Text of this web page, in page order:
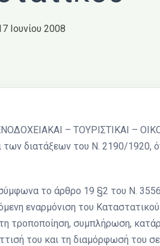
Ιουνίου 2008
– ΤΟΥΡΙΣΤΙΚΑΙ –
διατάξεων του Ν. 2190/1920,
το άρθρο 19 §2 του Ν.
εναρμόνιση του
τροποποίηση, συμπλήρωση,
του και τη διαμόρφωσή του σε